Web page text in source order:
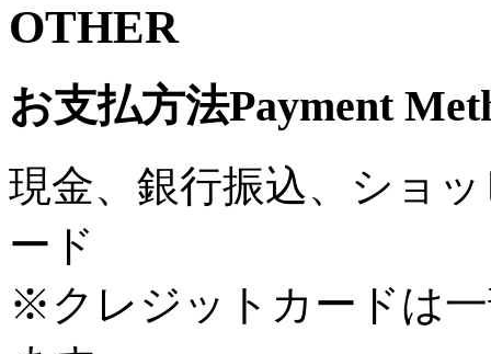
OTHER
お支払方法Payment
現金、銀行振込、ショ
ード
※クレジットカードは